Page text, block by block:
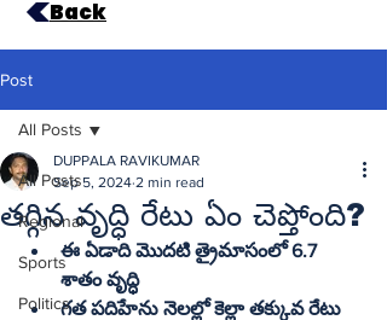
Back
Post
All Posts
Regional
Sports
Politics
All Posts
తగ్గిన వృద్ధి రేటు ఏం చెప్తోంది?
DUPPALA RAVIKUMAR
Sep 5, 2024 2 min read
ఈ ఏడాది మొదటి త్రైమాసంలో 6.7
శాతం వృద్ధి
గత పదిహేను నెలల్లో కెల్లా తక్కువ రేటు